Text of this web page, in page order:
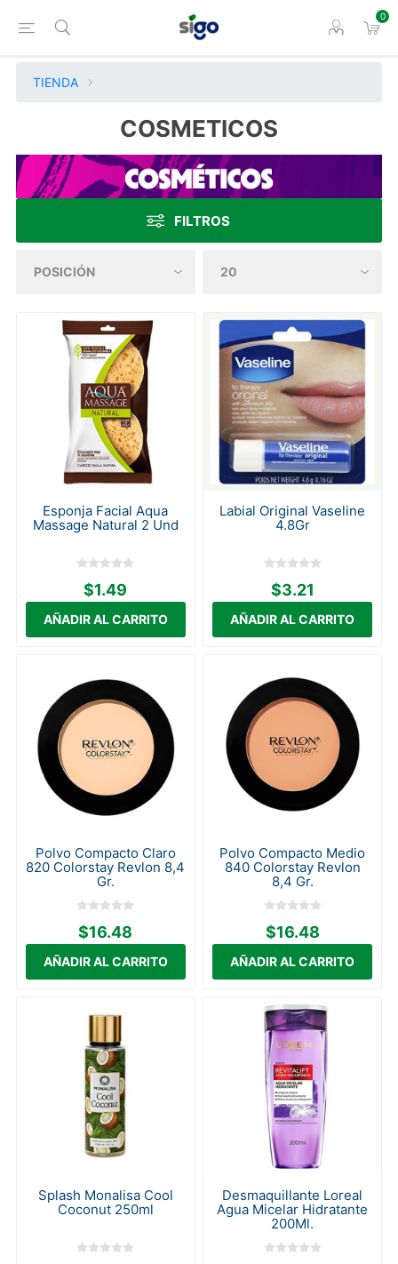
0
TIENDA
COSMETICOS
FILTROS
Esponja Facial Aqua
Massage Natural 2 Und
$1.49
Labial Original Vaseline
4.8Gr
$3.21
Polvo Compacto Claro
820 Colorstay Revlon 8,4
Gr.
$16.48
Polvo Compacto Medio
840 Colorstay Revlon
8,4 Gr.
$16.48
Splash Monalisa Cool
Coconut 250ml
Desmaquillante Loreal
Agua Micelar Hidratante
200Ml.